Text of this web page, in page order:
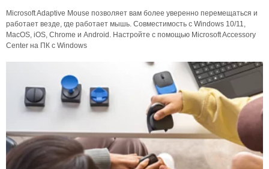
Microsoft Adaptive Mouse позволяет вам более уверенно перемещаться и
работает везде, где работает мышь. Совместимость с Windows 10/11,
MacOS, iOS, Chrome и Android. Настройте с помощью Microsoft Accessory
Center на ПК с Windows